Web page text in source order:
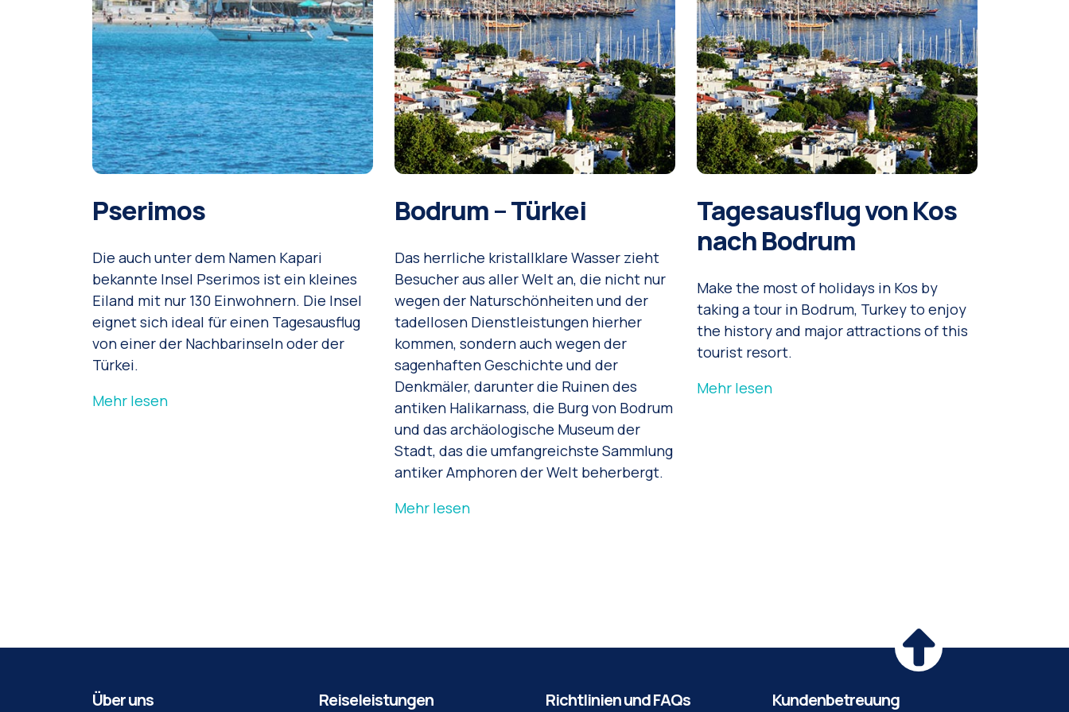
Pserimos
Die auch unter dem Namen Kapari
bekannte Insel Pserimos ist ein kleines
Eiland mit nur 130 Einwohnern. Die Insel
eignet sich ideal für einen Tagesausflug
von einer der Nachbarinseln oder der
Türkei.
Mehr lesen
Bodrum – Türkei
Das herrliche kristallklare Wasser zieht
Besucher aus aller Welt an, die nicht nur
wegen der Naturschönheiten und der
tadellosen Dienstleistungen hierher
kommen, sondern auch wegen der
sagenhaften Geschichte und der
Denkmäler, darunter die Ruinen des
antiken Halikarnass, die Burg von Bodrum
und das archäologische Museum der
Stadt, das die umfangreichste Sammlung
antiker Amphoren der Welt beherbergt.
Mehr lesen
Tagesausflug von Kos
nach Bodrum
Make the most of holidays in Kos by
taking a tour in Bodrum, Turkey to enjoy
the history and major attractions of this
tourist resort.
Mehr lesen
Über uns Reiseleistungen Richtlinien und FAQs Kundenbetreuung